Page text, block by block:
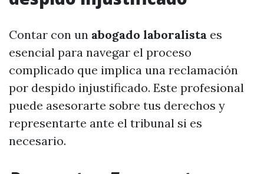
Contar con un abogado laboralista es
esencial para navegar el proceso
complicado que implica una reclamación
por despido injustificado. Este profesional
puede asesorarte sobre tus derechos y
representarte ante el tribunal si es
necesario.